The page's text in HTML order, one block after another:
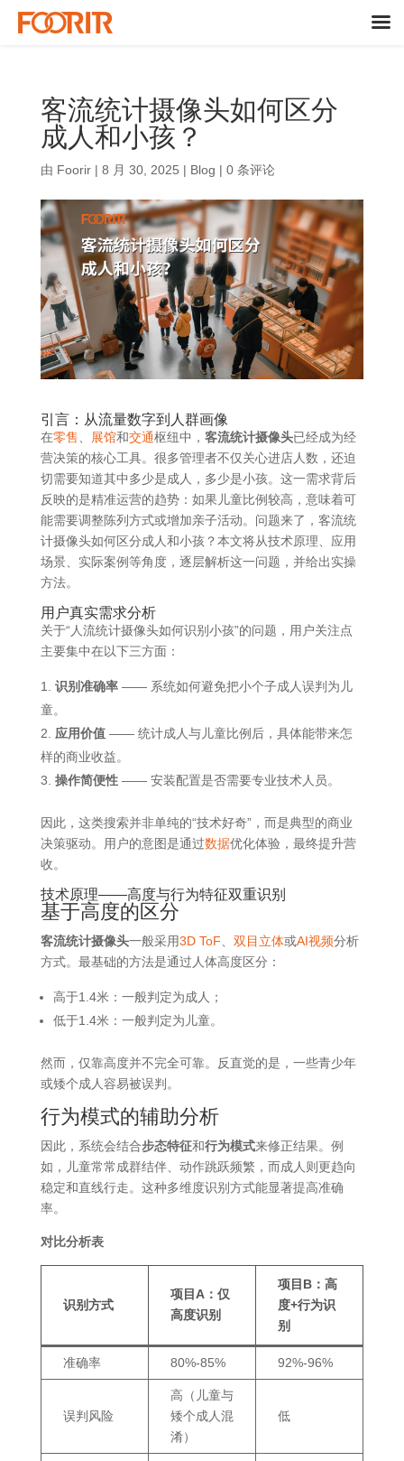
客流统计摄像头如何区分
成人和小孩？
由 Foorir| 8 月 30, 2025 | Blog | 0 条评论
引言：从流量数字到人群画像
在零售、 展馆和交通枢纽中， 客流统计摄像头已经成为经
营决策的核心工具。很多管理者不仅关心进店人数，还迫
切需要知道其中多少是成人，多少是小孩。这一需求背后
反映的是精准运营的趋势：如果儿童比例较高，意味着可
能需要调整陈列方式或增加亲子活动。问题来了，客流统
计摄像头如何区分成人和小孩？本文将从技术原理、应用
场景、实际案例等角度，逐层解析这一问题，并给出实操
方法。
用户真实需求分析
关于“人流统计摄像头如何识别小孩”的问题，用户关注点
主要集中在以下三方面：
识别准确率—— 系统如何避免把小个子成人误判为儿
童。
应用价值—— 统计成人与儿童比例后，具体能带来怎
样的商业收益。
操作简便性—— 安装配置是否需要专业技术人员。
因此，这类搜索并非单纯的“技术好奇”，而是典型的商业
决策驱动。用户的意图是通过数据优化体验，最终提升营
收。
技术原理——高度与行为特征双重识别
基于高度的区分
客流统计摄像头一般采用3D ToF、 双目立体或AI视频分析
方式。最基础的方法是通过人体高度区分：
高于1.4米：一般判定为成人；
低于1.4米：一般判定为儿童。
然而，仅靠高度并不完全可靠。反直觉的是，一些青少年
或矮个成人容易被误判。
行为模式的辅助分析
因此，系统会结合步态特征和行为模式来修正结果。例
如，儿童常常成群结伴、动作跳跃频繁，而成人则更趋向
稳定和直线行走。这种多维度识别方式能显著提高准确
率。
对比分析表
识别方式
项目A：仅
高度识别
项目B：高
度+行为识
别
准确率 80%-85% 92%-96%
误判风险
高（儿童与
矮个成人混
淆）
低